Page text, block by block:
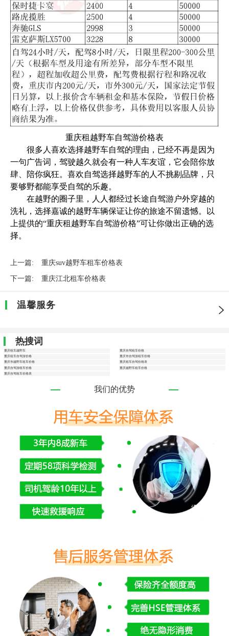
重庆租越野车自驾游价格表
很多人喜欢选择越野车自驾的理由，已经不再是因为
一句广告词，驾驶越久就会有一种人车友谊，它会陪你放
肆、陪你疯狂。喜欢自驾选择越野车的人不挑剔品牌，只
要够野都能享受自驾的乐趣。
在越野的圈子里，人人都经过长途自驾游户外穿越的
洗礼，选择嘉诚的越野车辆保证让你的旅途不留遗憾。以
上提供的“重庆租越野车自驾游价格”可让你做出正确的选
择。
上一篇: 重庆suv越野车租车价格表
下一篇: 重庆江北租车价格表
温馨服务
热搜词
重庆租车越野车
重庆自驾租车价格
重庆租车自驾游价格
重庆市自驾游租车价格
重庆市越野车租车价格
重庆租车自驾价格表
重庆自驾游租车价格
重庆越野车租车价格
重庆自驾租车价格表
我们的优势